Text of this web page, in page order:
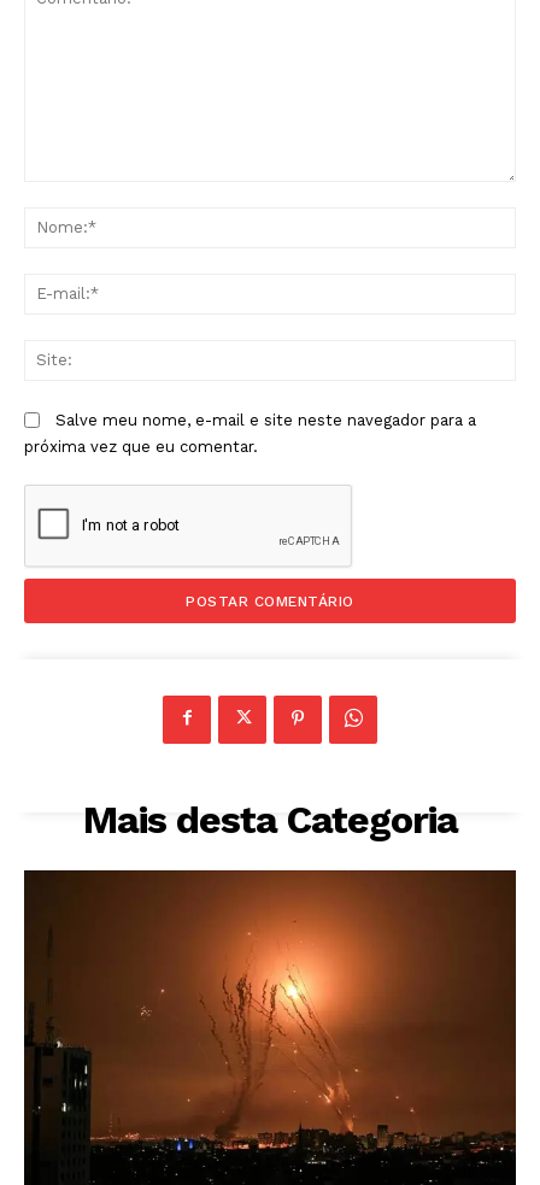
Salve meu nome, e-mail e site neste navegador para a
próxima vez que eu comentar.
Mais desta Categoria